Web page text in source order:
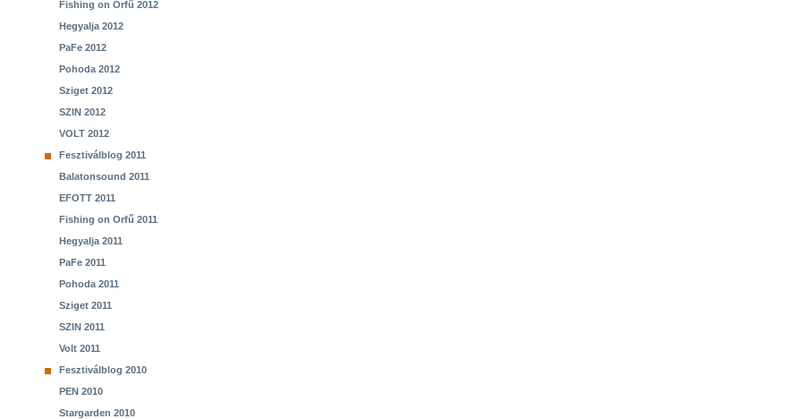
Fishing on Orfű 2012
Hegyalja 2012
PaFe 2012
Pohoda 2012
Sziget 2012
SZIN 2012
VOLT 2012
Fesztiválblog 2011
Balatonsound 2011
EFOTT 2011
Fishing on Orfű 2011
Hegyalja 2011
PaFe 2011
Pohoda 2011
Sziget 2011
SZIN 2011
Volt 2011
Fesztiválblog 2010
PEN 2010
Stargarden 2010